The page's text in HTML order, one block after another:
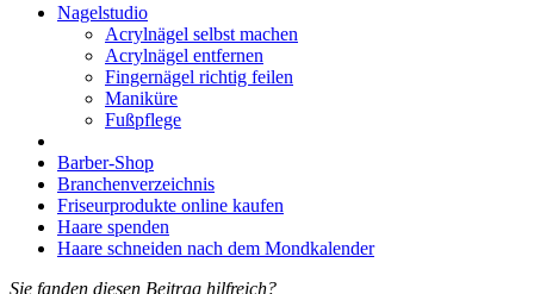
Nagelstudio
Acrylnägel selbst machen
Acrylnägel entfernen
Fingernägel richtig feilen
Maniküre
Fußpflege
Barber-Shop
Branchenverzeichnis
Friseurprodukte online kaufen
Haare spenden
Haare schneiden nach dem Mondkalender
Sie fanden diesen Beitrag hilfreich?